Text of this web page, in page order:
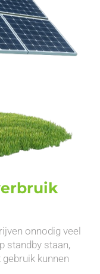
onnodig veel
standby staan,
kunnen